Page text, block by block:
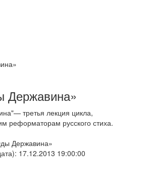
Державина»
третья лекция цикла,
реформаторам русского стиха.
Державина»
17.12.2013 19:00:00